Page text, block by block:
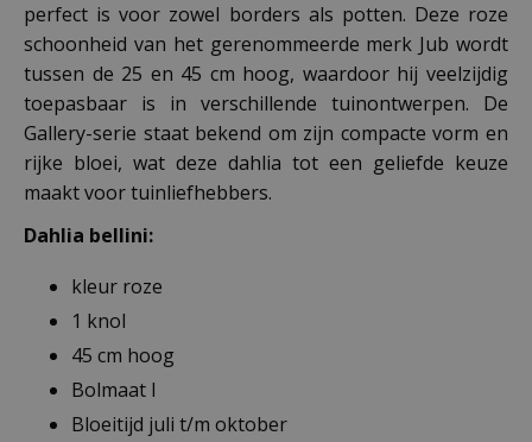
perfect is voor zowel borders als potten. Deze roze
schoonheid van het gerenommeerde merk Jub wordt
tussen de 25 en 45 cm hoog, waardoor hij veelzijdig
toepasbaar is in verschillende tuinontwerpen. De
Gallery-serie staat bekend om zijn compacte vorm en
rijke bloei, wat deze dahlia tot een geliefde keuze
maakt voor tuinliefhebbers.
Dahlia bellini:
kleur roze
1 knol
45 cm hoog
Bolmaat I
Bloeitijd juli t/m oktober